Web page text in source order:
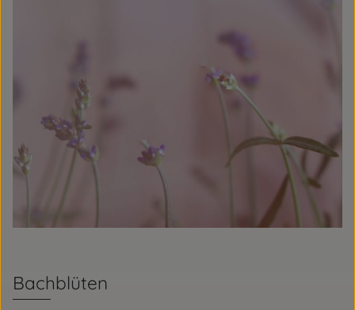
Bachblüten